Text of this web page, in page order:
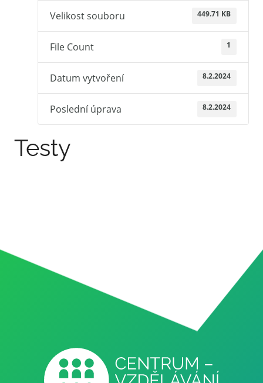
Velikost souboru 449.71 KB
File Count 1
Datum vytvoření 8.2.2024
Poslední úprava 8.2.2024
Testy